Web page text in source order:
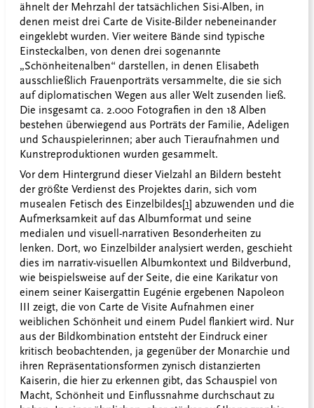
ähnelt der Mehrzahl der tatsächlichen Sisi-Alben, in
denen meist drei Carte de Visite-Bilder nebeneinander
eingeklebt wurden. Vier weitere Bände sind typische
Einsteckalben, von denen drei sogenannte
„Schönheitenalben“ darstellen, in denen Elisabeth
ausschließlich Frauenporträts versammelte, die sie sich
auf diplomatischen Wegen aus aller Welt zusenden ließ.
Die insgesamt ca. 2.000 Fotografien in den 18 Alben
bestehen überwiegend aus Porträts der Familie, Adeligen
und Schauspielerinnen; aber auch Tieraufnahmen und
Kunstreproduktionen wurden gesammelt.
Vor dem Hintergrund dieser Vielzahl an Bildern besteht
der größte Verdienst des Projektes darin, sich vom
musealen Fetisch des Einzelbildes[1] abzuwenden und die
Aufmerksamkeit auf das Albumformat und seine
medialen und visuell-narrativen Besonderheiten zu
lenken. Dort, wo Einzelbilder analysiert werden, geschieht
dies im narrativ-visuellen Albumkontext und Bildverbund,
wie beispielsweise auf der Seite, die eine Karikatur von
einem seiner Kaisergattin Eugénie ergebenen Napoleon
III zeigt, die von Carte de Visite Aufnahmen einer
weiblichen Schönheit und einem Pudel flankiert wird. Nur
aus der Bildkombination entsteht der Eindruck einer
kritisch beobachtenden, ja gegenüber der Monarchie und
ihren Repräsentationsformen zynisch distanzierten
Kaiserin, die hier zu erkennen gibt, das Schauspiel von
Macht, Schönheit und Einflussnahme durchschaut zu